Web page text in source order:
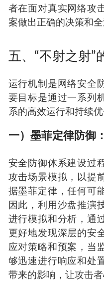
者在面对真实网络攻
案做出正确的决策和全
五、“不射之射”
运行机制是网络安全
要目标是通过一系列
系的高效运行和持续优
一）墨菲定律防御
安全防御体系建设过
攻击场景模拟，以提
据墨菲定律，任何可
因此，利用沙盘推演
进行模拟和分析，通
更好地发现深层的安
应对策略和预案，当
够迅速进行响应和处
带来的影响，让攻击